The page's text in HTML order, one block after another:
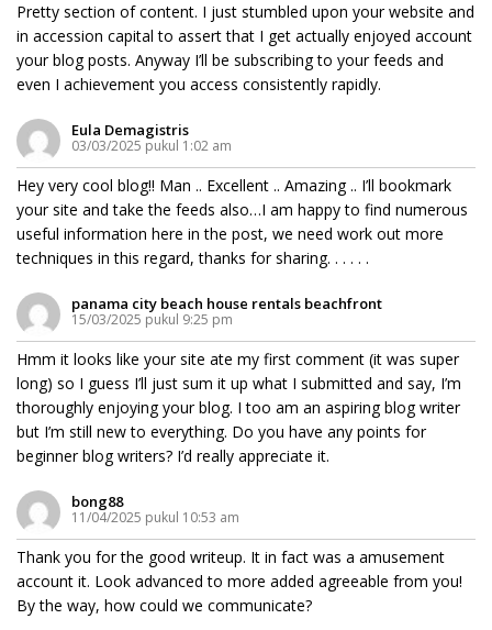
Pretty section of content. I just stumbled upon your website and
in accession capital to assert that I get actually enjoyed account
your blog posts. Anyway I’ll be subscribing to your feeds and
even I achievement you access consistently rapidly.
Eula Demagistris
03/03/2025 pukul 1:02 am
Hey very cool blog!! Man .. Excellent .. Amazing .. I’ll bookmark
your site and take the feeds also…I am happy to find numerous
useful information here in the post, we need work out more
techniques in this regard, thanks for sharing. . . . . .
panama city beach house rentals beachfront
15/03/2025 pukul 9:25 pm
Hmm it looks like your site ate my first comment (it was super
long) so I guess I’ll just sum it up what I submitted and say, I’m
thoroughly enjoying your blog. I too am an aspiring blog writer
but I’m still new to everything. Do you have any points for
beginner blog writers? I’d really appreciate it.
bong88
11/04/2025 pukul 10:53 am
Thank you for the good writeup. It in fact was a amusement
account it. Look advanced to more added agreeable from you!
By the way, how could we communicate?